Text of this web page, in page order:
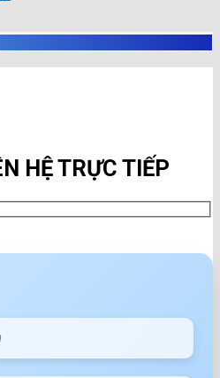
HỆ TRỰC TIẾP